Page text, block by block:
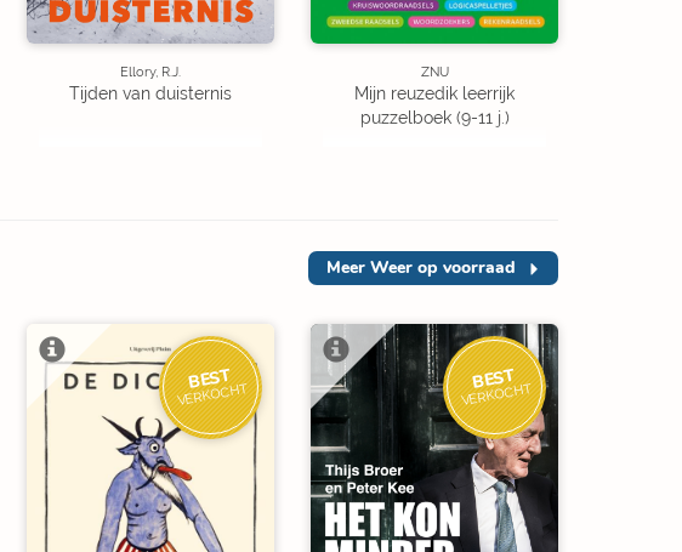
Ellory, R.J.
Tijden van duisternis
ZNU
Mijn reuzedik leerrijk
puzzelboek (9-11 j.)
Meer Weer op voorraad
BEST
VERKOCHT
BEST
VERKOCHT